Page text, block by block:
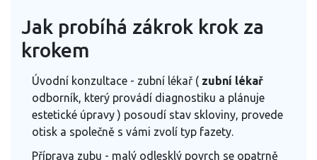
Jak probíhá zákrok krok za
krokem
Úvodní konzultace - zubní lékař ( zubní lékař
odborník, který provádí diagnostiku a plánuje
estetické úpravy) posoudí stav skloviny, provede
otisk a společně s vámi zvolí typ fazety.
Příprava zubu - malý odlesklý povrch se opatrně